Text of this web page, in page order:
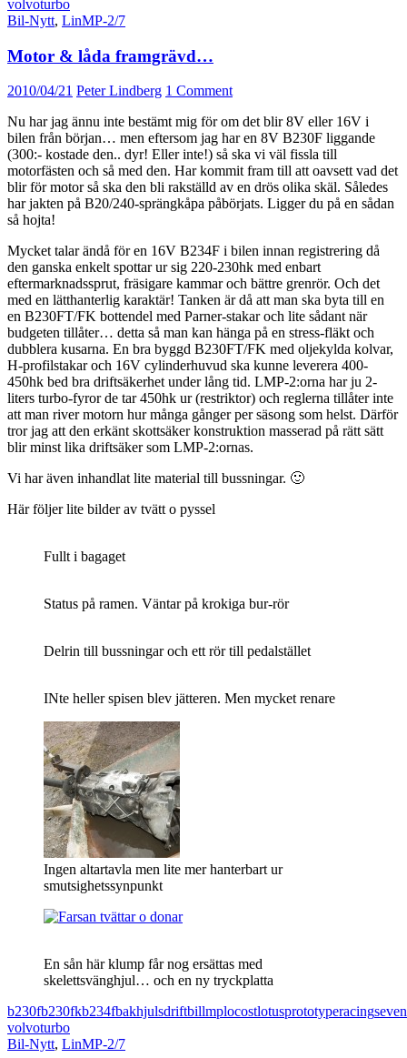
volvoturbo
Bil-Nytt, LinMP-2/7
Motor & låda framgrävd…
2010/04/21 Peter Lindberg 1 Comment
Nu har jag ännu inte bestämt mig för om det blir 8V eller 16V i
bilen från början… men eftersom jag har en 8V B230F liggande
(300:- kostade den.. dyr! Eller inte!) så ska vi väl fissla till
motorfästen och så med den. Har kommit fram till att oavsett vad det
blir för motor så ska den bli rakställd av en drös olika skäl. Således
har jakten på B20/240-sprängkåpa påbörjats. Ligger du på en sådan
så hojta!
Mycket talar ändå för en 16V B234F i bilen innan registrering då
den ganska enkelt spottar ur sig 220-230hk med enbart
eftermarknadssprut, fräsigare kammar och bättre grenrör. Och det
med en lätthanterlig karaktär! Tanken är då att man ska byta till en
en B230FT/FK bottendel med Parner-stakar och lite sådant när
budgeten tillåter… detta så man kan hänga på en stress-fläkt och
dubblera kusarna. En bra byggd B230FT/FK med oljekylda kolvar,
H-profilstakar och 16V cylinderhuvud ska kunne leverera 400-
450hk bed bra driftsäkerhet under lång tid. LMP-2:orna har ju 2-
liters turbo-fyror de tar 450hk ur (restriktor) och reglerna tillåter inte
att man river motorn hur många gånger per säsong som helst. Därför
tror jag att den erkänt skottsäker konstruktion masserad på rätt sätt
blir minst lika driftsäker som LMP-2:ornas.
Vi har även inhandlat lite material till bussningar. 🙂
Här följer lite bilder av tvätt o pyssel
Fullt i bagaget
Status på ramen. Väntar på krokiga bur-rör
Delrin till bussningar och ett rör till pedalstället
INte heller spisen blev jätteren. Men mycket renare
Ingen altartavla men lite mer hanterbart ur
smutsighetssynpunkt
En sån här klump får nog ersättas med
skelettsvänghjul… och en ny tryckplatta
b230fb230fkb234fbakhjulsdriftbillmplocostlotusprototyperacingseven
volvoturbo
Bil-Nytt, LinMP-2/7